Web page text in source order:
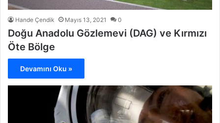
Hande Çendik Mayıs 13, 2021 0
Doğu Anadolu Gözlemevi (DAG) ve Kırmızı
Öte Bölge
Devamını Oku »